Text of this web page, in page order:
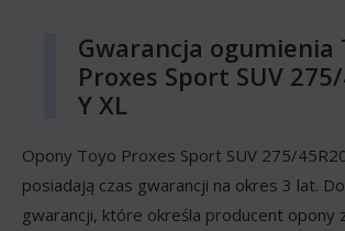
Gwarancja ogumienia
Proxes Sport SUV
Y XL
Opony Toyo Proxes Sport SUV 275/
posiadają czas gwarancji na okres 3 lat.
gwarancji, które określa producent opony